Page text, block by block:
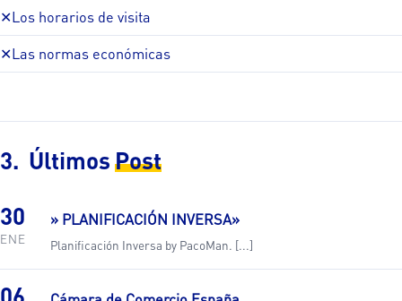
✕Los horarios de visita
✕Las normas económicas
ÚltimosPost
30
ENE
» PLANIFICACIÓN INVERSA»
Planificación Inversa by PacoMan. [...]
06